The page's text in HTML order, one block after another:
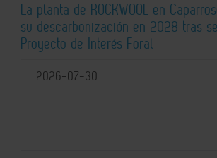
La planta de ROCKWOOL en
su descarbonización en 2028 tras
Proyecto de Interés Foral
2026-07-30